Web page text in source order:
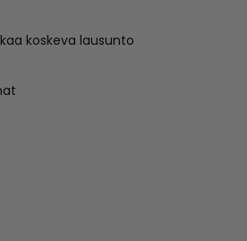
koskeva lausunto